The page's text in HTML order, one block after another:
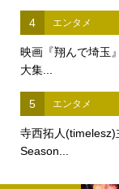
4 エンタメ
映画『翔んで埼玉
大集...
5 エンタメ
寺西拓人
Season...